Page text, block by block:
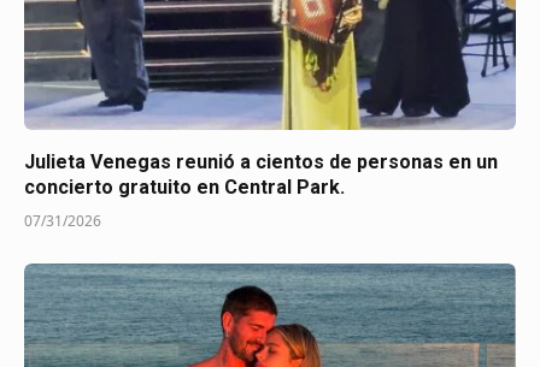
Julieta Venegas reunió a cientos de personas en un
concierto gratuito en Central Park.
07/31/2026